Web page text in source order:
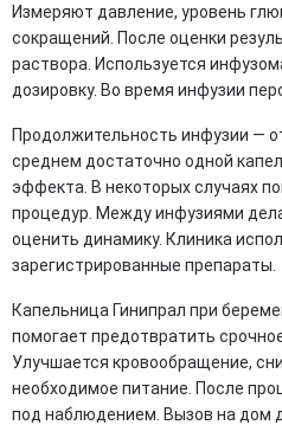
Измеряют давление, уровень
сокращений. После оценки
раствора. Используется
дозировку. Во время инфузии
Продолжительность инфузии —
среднем достаточно одной
эффекта. В некоторых случаях
процедур. Между инфузиями
оценить динамику. Клиника
зарегистрированные препараты.
Капельница Гинипрал при
помогает предотвратить
Улучшается кровообращение,
необходимое питание. После
под наблюдением. Вызов на дом